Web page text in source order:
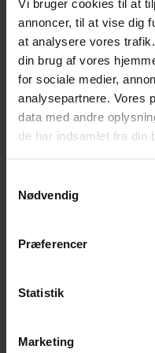
Vi bruger cookies til at
annoncer, til at vise dig
at analysere vores
din brug af vores
for sociale medier,
analysepartnere. Vores
data med andre
de har indsamlet fra din
Nødvendig
Præferencer
Statistik
Marketing
EUD/EUX
HHX-eksamen
HTX-
EUD/HGS
Du har interesse
egne evner og
stræber efter
Du har viljen og
kundeservice og
som kundernes
Du har en god